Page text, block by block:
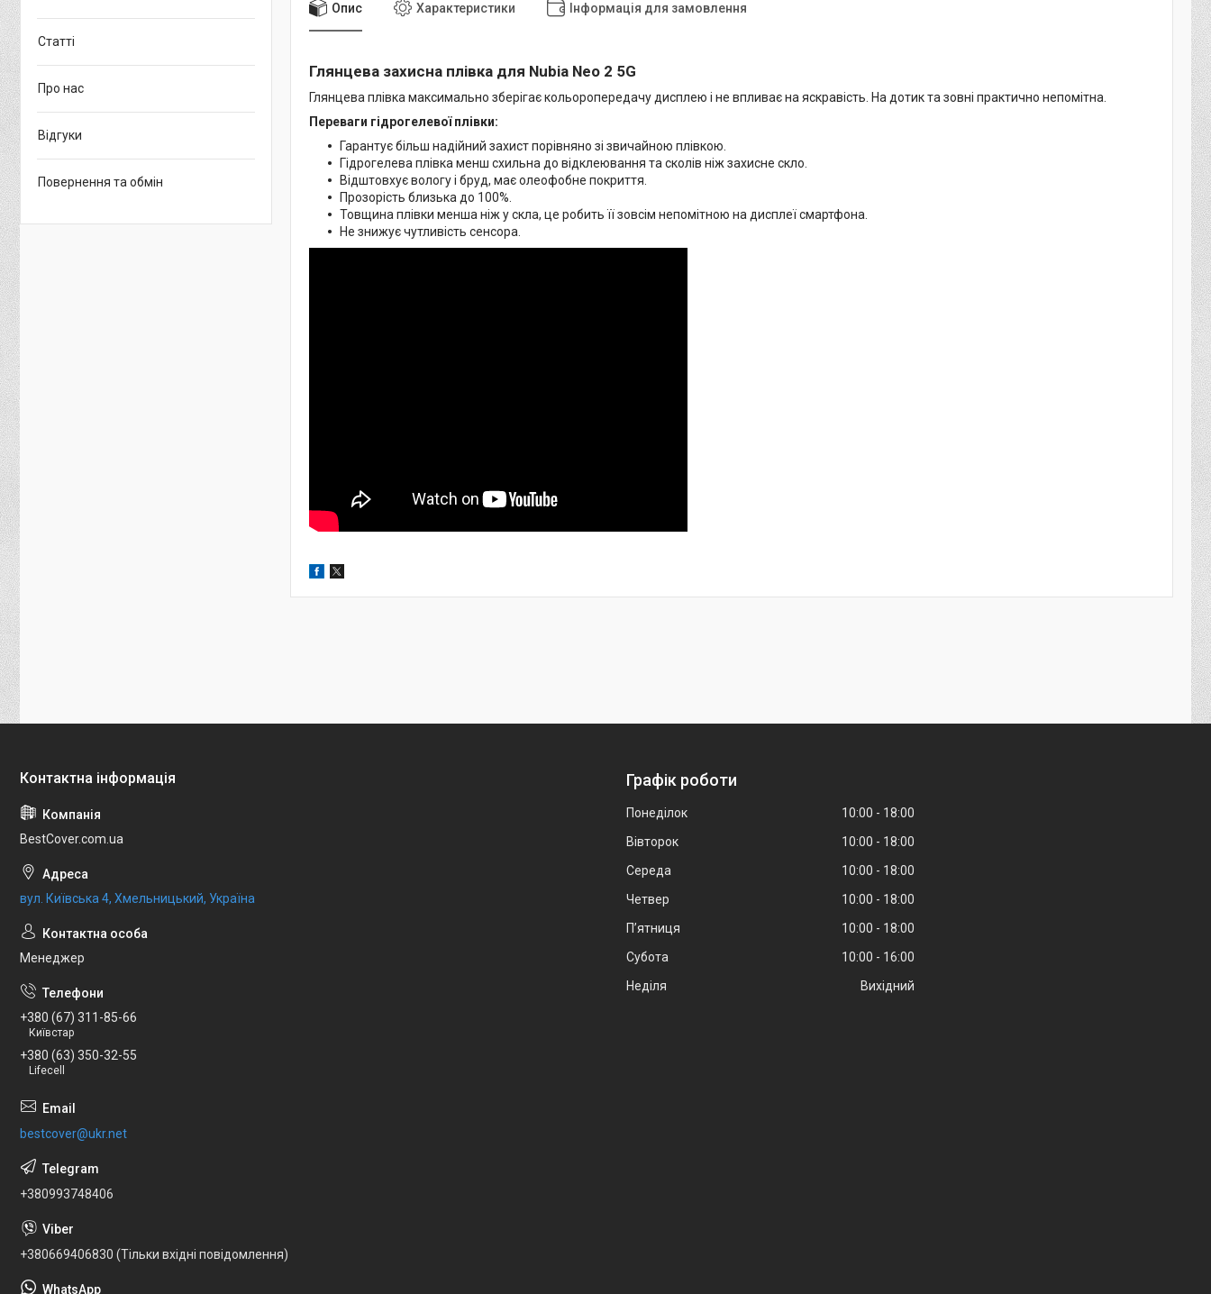
Опис Характеристики Інформація для замовлення
Глянцева захисна плівка для Nubia Neo 2 5G
Глянцева плівка максимально зберігає кольоропередачу дисплею і не впливає на яскравість. На дотик та зовні практично непомітна.
Переваги гідрогелевої плівки:
Гарантує більш надійний захист порівняно зі звичайною плівкою.
Гідрогелева плівка менш схильна до відклеювання та сколів ніж захисне скло.
Відштовхує вологу і бруд, має олеофобне покриття.
Прозорість близька до 100%.
Товщина плівки менша ніж у скла, це робить її зовсім непомітною на дисплеї смартфона.
Не знижує чутливість сенсора.
Статті
Про нас
Відгуки
Повернення та обмін
BestCover.com.ua
вул. Київська 4, Хмельницький, Україна
Менеджер
+380 (67) 311-85-66
Київстар
+380 (63) 350-32-55
Lifecell
bestcover@ukr.net
+380993748406
+380669406830 (Тільки вхідні повідомлення)
Графік роботи
Понеділок 10:00
18:00
Вівторок
10:00
18:00
Середа
10:00
18:00
Четвер
10:00
18:00
Пʼятниця
10:00
18:00
Субота
10:00
16:00
Неділя
Вихідний